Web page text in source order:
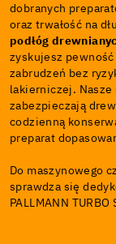
dobranych
oraz trwałość na
podłóg
zyskujesz
zabrudzeń bez
lakierniczej.
zabezpieczają
codzienną
preparat
Do maszynowego
sprawdza się
PALLMANN TURBO